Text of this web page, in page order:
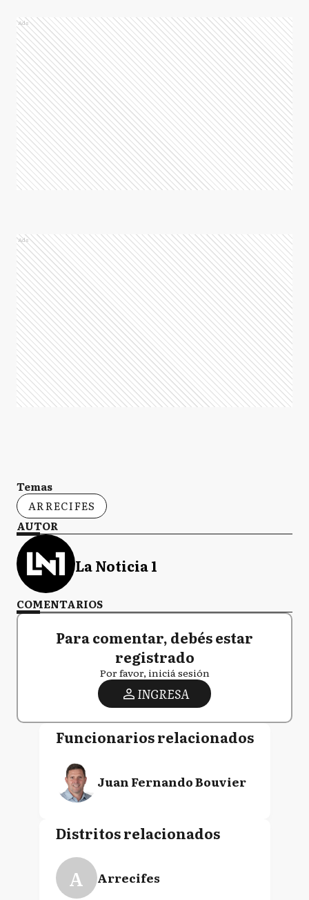
Ads
Ads
Temas
ARRECIFES
AUTOR
La Noticia 1
COMENTARIOS
Para comentar, debés estar
registrado
Por favor, iniciá sesión
INGRESA
Funcionarios relacionados
Juan Fernando Bouvier
Distritos relacionados
A Arrecifes